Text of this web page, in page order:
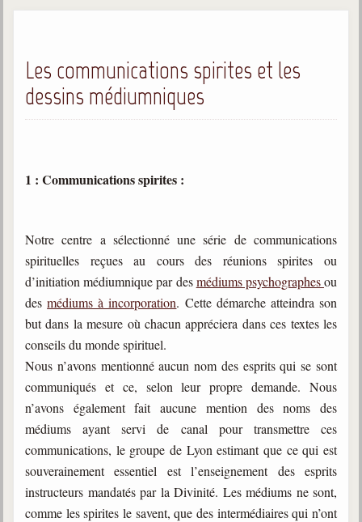
Documents
Bulletins "Le Spiritisme"
trimestrielles
Maximes
séance d'aide spirituelle
Diaporamas
Enseignement
Cours dispensés au Centre
L'Agora
Posez-nous des questions
Consultez les réponses
Les communications spirites et les
dessins médiumniques
1 : Communications spirites :
Notre centre a sélectionné une série de communications
spirituelles reçues au cours des réunions spirites ou
d’initiation médiumnique par desmédiums psychographesou
desmédiums à incorporation. Cette démarche atteindra son
but dans la mesure où chacun appréciera dans ces textes les
conseils du monde spirituel.
Nous n’avons mentionné aucun nom des esprits qui se sont
communiqués et ce, selon leur propre demande. Nous
n’avons également fait aucune mention des noms des
médiums ayant servi de canal pour transmettre ces
communications, le groupe de Lyon estimant que ce qui est
souverainement essentiel est l’enseignement des esprits
instructeurs mandatés par la Divinité. Les médiums ne sont,
comme les spirites le savent, que des intermédiaires qui n’ont